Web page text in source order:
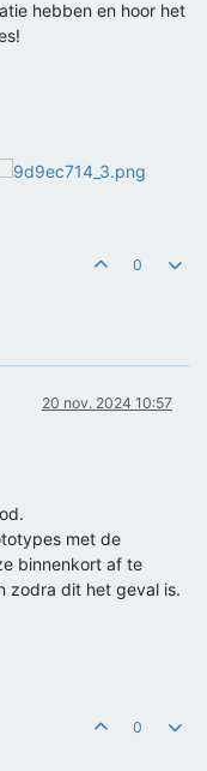
hebben en hoor het
0
20 nov. 2024 10:57
met de
binnenkort af te
zodra dit het geval is.
0